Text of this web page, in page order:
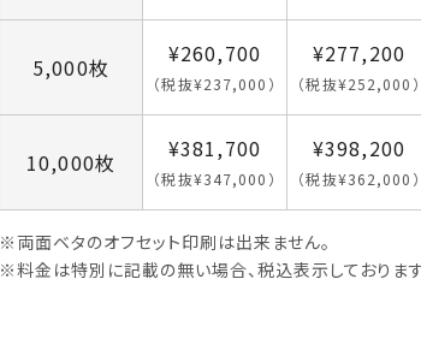
5,000枚 ¥260,700
（税抜¥237,000）
¥277,200
（税抜¥252,000）
10,000枚 ¥381,700
（税抜¥347,000）
¥398,200
（税抜¥362,000）
※両面ベタのオフセット印刷は出来ません。
※料金は特別に記載の無い場合、税込表示しております